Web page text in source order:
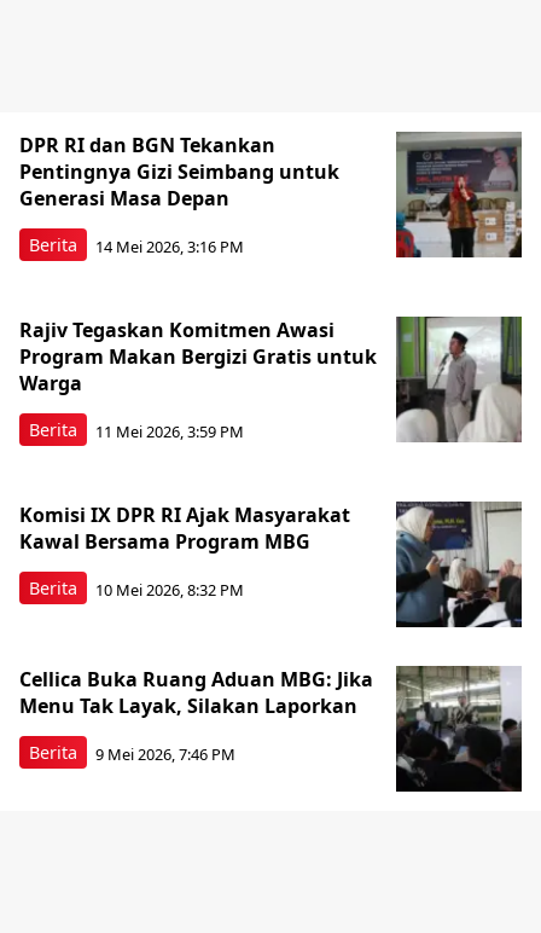
Berita
DPR RI dan BGN Tekankan
Pentingnya Gizi Seimbang untuk
Generasi Masa Depan
14 Mei 2026, 3:16 PM
Berita
Rajiv Tegaskan Komitmen Awasi
Program Makan Bergizi Gratis untuk
Warga
11 Mei 2026, 3:59 PM
Berita
Komisi IX DPR RI Ajak Masyarakat
Kawal Bersama Program MBG
10 Mei 2026, 8:32 PM
Berita
Cellica Buka Ruang Aduan MBG: Jika
Menu Tak Layak, Silakan Laporkan
9 Mei 2026, 7:46 PM